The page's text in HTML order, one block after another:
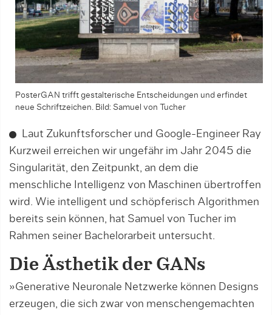
PosterGAN trifft gestalterische Entscheidungen und erfindet
neue Schriftzeichen. Bild: Samuel von Tucher
Laut Zukunftsforscher und Google-Engineer Ray
Kurzweil erreichen wir ungefähr im Jahr 2045 die
Singularität, den Zeitpunkt, an dem die
menschliche Intelligenz von Maschinen übertroffen
wird. Wie intelligent und schöpferisch Algorithmen
bereits sein können, hat Samuel von Tucher im
Rahmen seiner Bachelorarbeit untersucht.
Die Ästhetik der GANs
»Generative Neuronale Netzwerke können Designs
erzeugen, die sich zwar von menschengemachten